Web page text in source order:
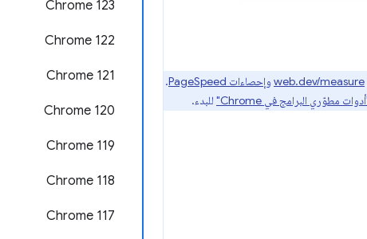
Chrome 123
‫Chrome 122
‫Chrome 121
‫Chrome 120
‫Chrome 119
Chrome 118
‫Chrome 117
web.dev/measure وإحصاءات PageSpeed
.
للبدء.